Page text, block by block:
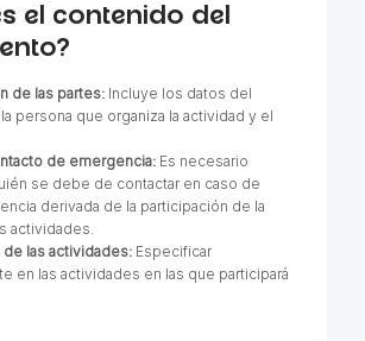
el contenido del
de las partes: Incluye los datos del
persona que organiza la actividad y el
de emergencia: Es necesario
se debe de contactar en caso de
derivada de la participación de la
actividades.
las actividades: Especificar
en las actividades en las que participará